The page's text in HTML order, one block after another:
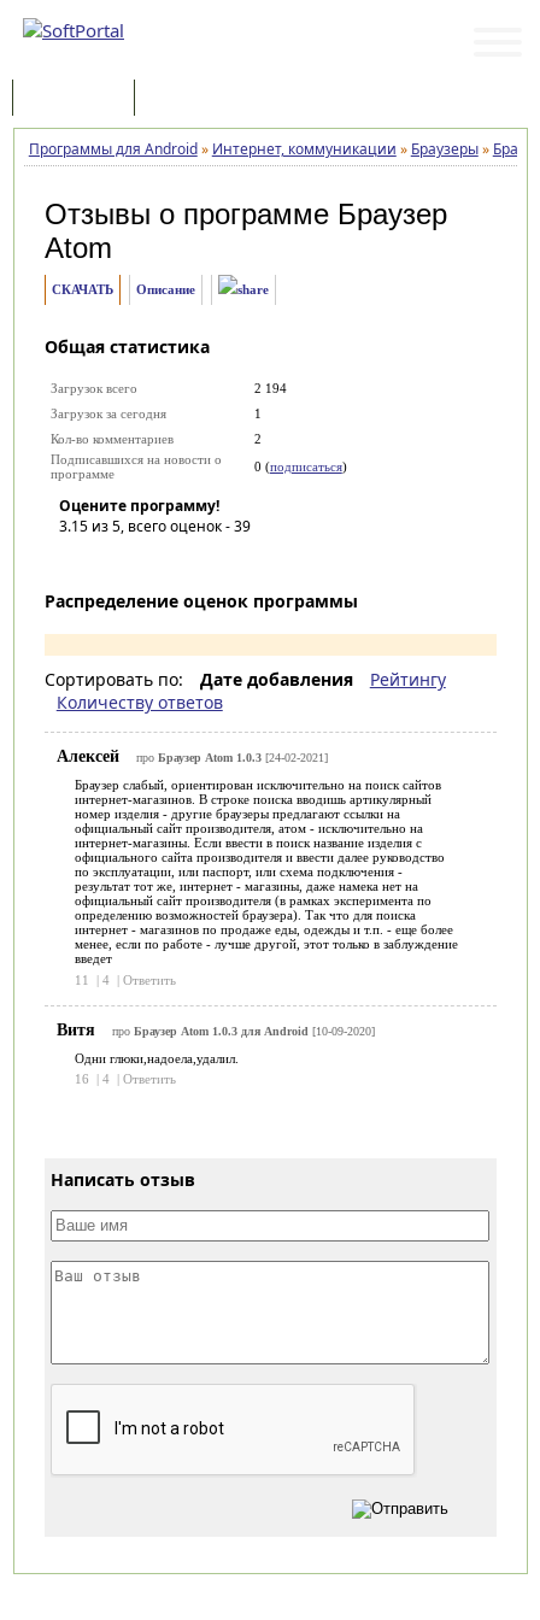
Программы для Android» Интернет, коммуникации » Браузеры»
Отзывы о программе Браузер
Atom
СКАЧАТЬ Описание
Общая статистика
Загрузок всего
2 194
Загрузок за сегодня
1
Кол-во комментариев
2
Подписавшихся на новости о
программе
0 (подписаться)
Оцените программу!
3.15из 5, всего оценок -39
Распределение оценок программы
Сортировать по: Дате добавления
Рейтингу
Количеству ответов
Алексей про Браузер Atom 1.0.3[24-02-2021]
Браузер слабый, ориентирован исключительно на поиск сайтов
интернет-магазинов. В строке поиска вводишь артикулярный
номер изделия - другие браузеры предлагают ссылки на
официальный сайт производителя, атом - исключительно на
интернет-магазины. Если ввести в поиск название изделия с
официального сайта производителя и ввести далее руководство
по эксплуатации, или паспорт, или схема подключения -
результат тот же, интернет - магазины, даже намека нет на
официальный сайт производителя (в рамках эксперимента по
определению возможностей браузера). Так что для поиска
интернет - магазинов по продаже еды, одежды и т.п. - еще более
менее, если по работе - лучше другой, этот только в заблуждение
введет
11
| 4 | Ответить
Витя про Браузер Atom 1.0.3 для Android [10-09-2020]
Одни глюки,надоела,удалил.
16
| 4 | Ответить
Написать отзыв